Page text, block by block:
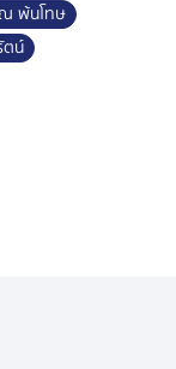
พ้นโทษ
ตน์